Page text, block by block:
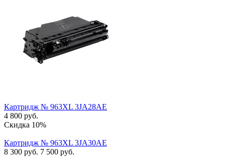
Картридж № 963XL 3JA28AE
4 800 руб.
Скидка 10%
Картридж № 963XL 3JA30AE
8 300 руб. 7 500 руб.